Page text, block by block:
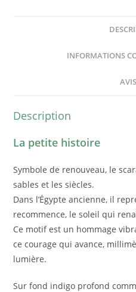
INFORMATIONS
Description
La petite histoire
Symbole de renouveau, le
sables et les siècles.
Dans l’Égypte ancienne, il
recommence, le soleil qui
Ce motif est un hommage
ce courage qui avance,
lumière.
Sur fond indigo profond